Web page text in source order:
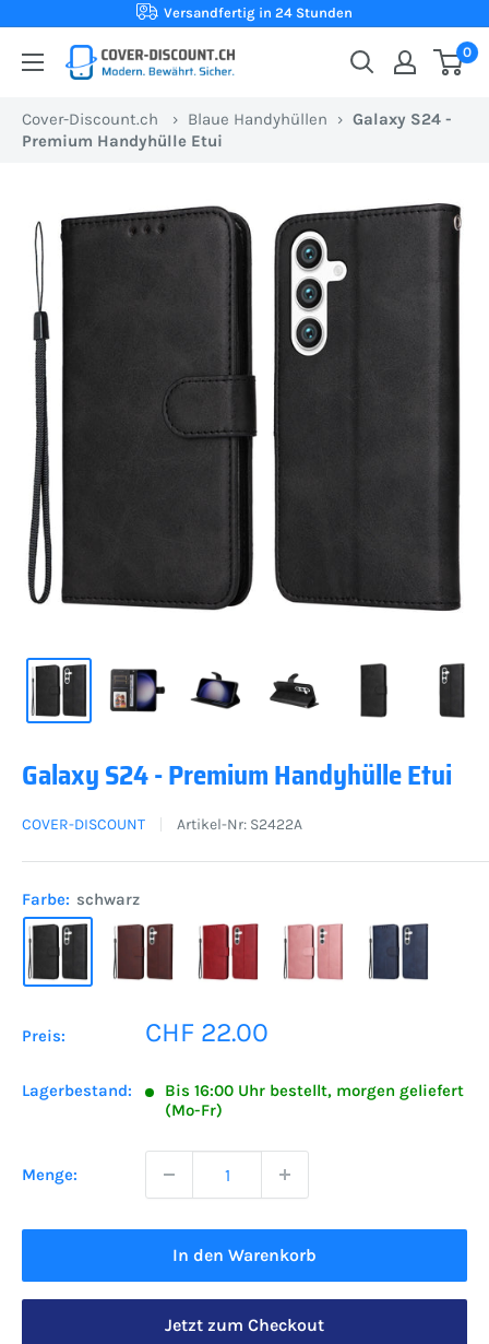
Inhalt
Versandfertig in 24 Stunden
Cover-
Ihr
Onlineshop
der
0
Cover-Discount.ch › Blaue Handyhüllen › Galaxy S24 -
Premium Handyhülle Etui
Galaxy S24 - Premium Handyhülle Etui
COVER-DISCOUNT Artikel-Nr: S2422A
Farbe: schwarz
Preis: Sonderpreis
CHF 22.00
Lagerbestand:
Bis 16:00 Uhr bestellt, morgen geliefert
(Mo-Fr)
Menge:
In den Warenkorb
Jetzt zum Checkout